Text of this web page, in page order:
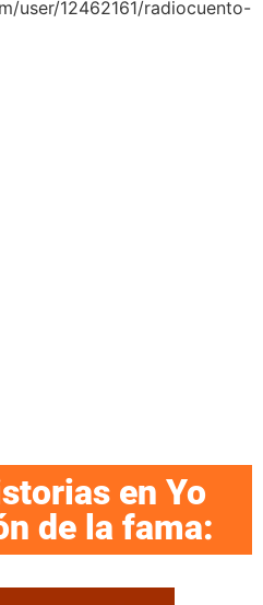
user/12462161/radiocuento-
en Yo
de la fama: